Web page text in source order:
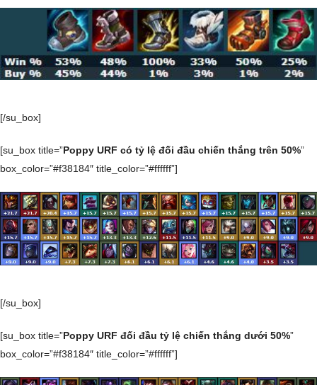
[/su_box]
[su_box title=”Poppy URF có tỷ lệ đối đầu chiến thắng trên 50%”
box_color=”#f38184″ title_color=”#ffffff”]
[/su_box]
[su_box title=”Poppy URF đối đầu tỷ lệ chiến thắng dưới 50%”
box_color=”#f38184″ title_color=”#ffffff”]